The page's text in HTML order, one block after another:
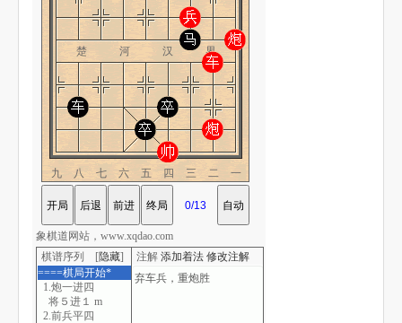
楚 河 汉 界
九八七六五四三二一
棋谱序列 [隐藏]
====棋局开始*
1.炮一进四
将５进１ m
2.前兵平四
注解 添加着法 修改注解
象棋道网站，www.xqdao.com